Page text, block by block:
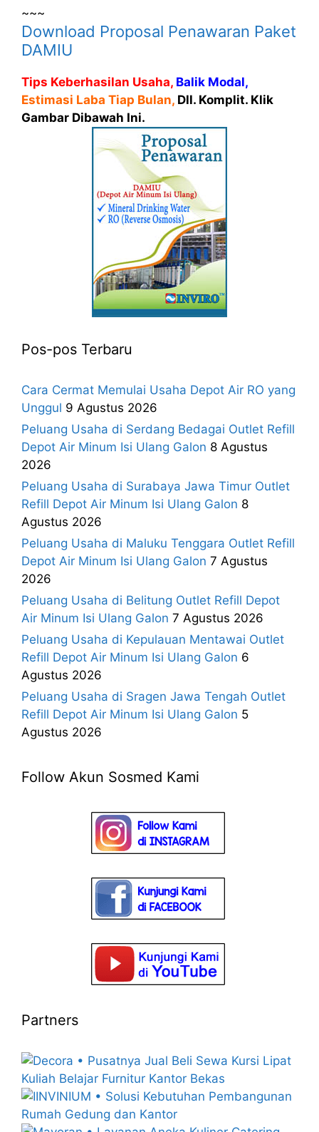
~~~
Download Proposal Penawaran Paket
DAMIU
Tips Keberhasilan Usaha, Balik Modal,
Estimasi Laba Tiap Bulan, Dll. Komplit. Klik
Gambar Dibawah Ini.
Pos-pos Terbaru
Cara Cermat Memulai Usaha Depot Air RO yang
Unggul 9 Agustus 2026
Peluang Usaha di Serdang Bedagai Outlet Refill
Depot Air Minum Isi Ulang Galon 8 Agustus
2026
Peluang Usaha di Surabaya Jawa Timur Outlet
Refill Depot Air Minum Isi Ulang Galon 8
Agustus 2026
Peluang Usaha di Maluku Tenggara Outlet Refill
Depot Air Minum Isi Ulang Galon 7 Agustus
2026
Peluang Usaha di Belitung Outlet Refill Depot
Air Minum Isi Ulang Galon 7 Agustus 2026
Peluang Usaha di Kepulauan Mentawai Outlet
Refill Depot Air Minum Isi Ulang Galon 6
Agustus 2026
Peluang Usaha di Sragen Jawa Tengah Outlet
Refill Depot Air Minum Isi Ulang Galon 5
Agustus 2026
Follow Akun Sosmed Kami
Partners